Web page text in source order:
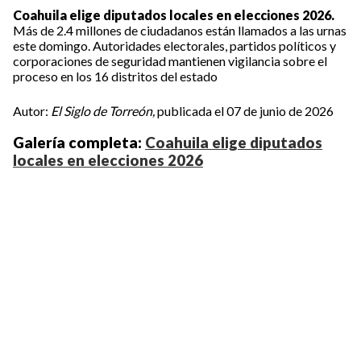
Coahuila elige diputados locales en elecciones 2026.
Más de 2.4 millones de ciudadanos están llamados a las urnas
este domingo. Autoridades electorales, partidos políticos y
corporaciones de seguridad mantienen vigilancia sobre el
proceso en los 16 distritos del estado
Autor: El Siglo de Torreón,publicada el 07 de junio de 2026
Galería completa: Coahuila elige diputados
locales en elecciones 2026